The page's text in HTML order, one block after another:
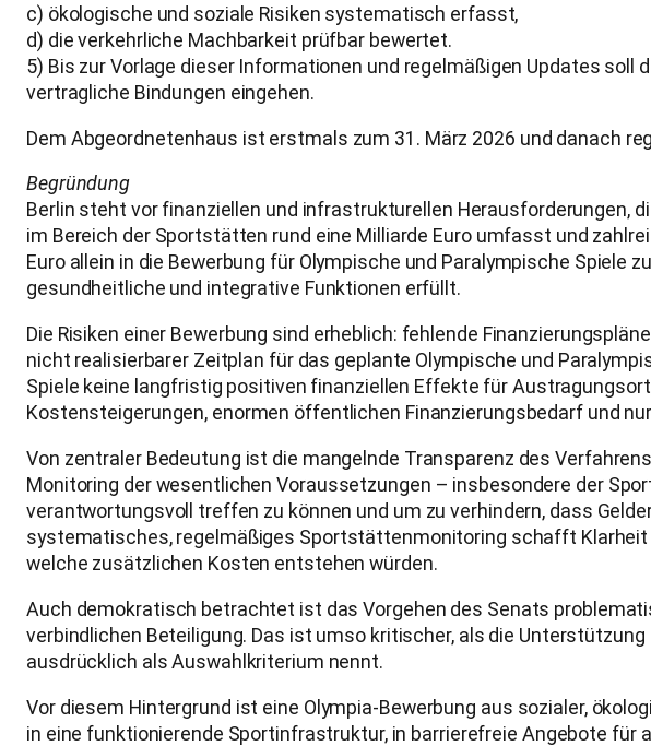
c) ökologische und soziale Risiken systematisch erfasst,
d) die verkehrliche Machbarkeit prüfbar bewertet.
5) Bis zur Vorlage dieser Informationen und regelmäßigen Updates
vertragliche Bindungen eingehen.
Dem Abgeordnetenhaus ist erstmals zum 31. März 2026 und danach
Begründung
Berlin steht vor finanziellen und infrastrukturellen Herausforderungen,
im Bereich der Sportstätten rund eine Milliarde Euro umfasst und
Euro allein in die Bewerbung für Olympische und Paralympische
gesundheitliche und integrative Funktionen erfüllt.
Die Risiken einer Bewerbung sind erheblich: fehlende
nicht realisierbarer Zeitplan für das geplante Olympische und
Spiele keine langfristig positiven finanziellen Effekte für
Kostensteigerungen, enormen öffentlichen Finanzierungsbedarf und
Von zentraler Bedeutung ist die mangelnde Transparenz des
Monitoring der wesentlichen Voraussetzungen – insbesondere der
verantwortungsvoll treffen zu können und um zu verhindern, dass
systematisches, regelmäßiges Sportstättenmonitoring schafft
welche zusätzlichen Kosten entstehen würden.
Auch demokratisch betrachtet ist das Vorgehen des Senats
verbindlichen Beteiligung. Das ist umso kritischer, als die
ausdrücklich als Auswahlkriterium nennt.
Vor diesem Hintergrund ist eine Olympia-Bewerbung aus sozialer,
in eine funktionierende Sportinfrastruktur, in barrierefreie Angebote für